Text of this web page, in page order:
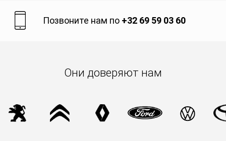
Позвоните нам по +32 69 59 03 60
Они доверяют нам